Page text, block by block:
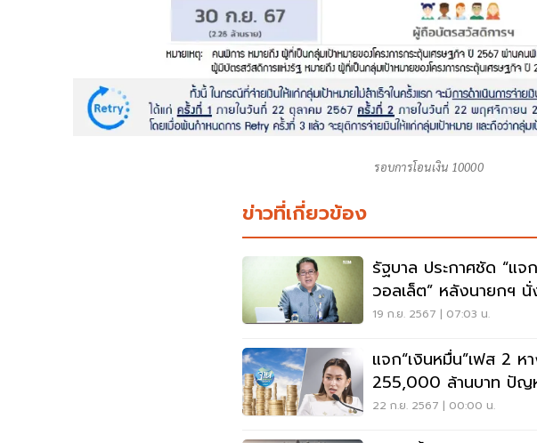
รอบการโอนเงิน 10000
ข่าวที่เกี่ยวข้อง
รัฐบาล ประกาศชัด “แจ
วอลเล็ต” หลังนายกฯ
เอง
19 ก.ย. 2567 | 07:03 น.
แจก“เงินหมื่น”เฟส 2 ห
255,000 ล้านบาท ปัญ
รัฐบาล
22 ก.ย. 2567 | 00:00 น.